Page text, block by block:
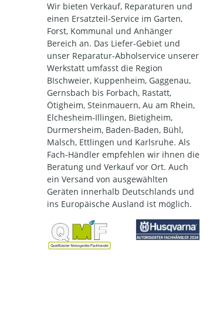
Wir bieten Verkauf, Reparaturen und
einen Ersatzteil-Service im Garten,
Forst, Kommunal und Anhänger
Bereich an. Das Liefer-Gebiet und
unser Reparatur-Abholservice unserer
Werkstatt umfasst die Region
BIschweier, Kuppenheim, Gaggenau,
Gernsbach bis Forbach, Rastatt,
Ötigheim, Steinmauern, Au am Rhein,
Elchesheim-Illingen, Bietigheim,
Durmersheim, Baden-Baden, Bühl,
Malsch, Ettlingen und Karlsruhe. Als
Fach-Händler empfehlen wir ihnen die
Beratung und Verkauf vor Ort. Auch
ein Versand von ausgewählten
Geräten innerhalb Deutschlands und
ins Europäische Ausland ist möglich.